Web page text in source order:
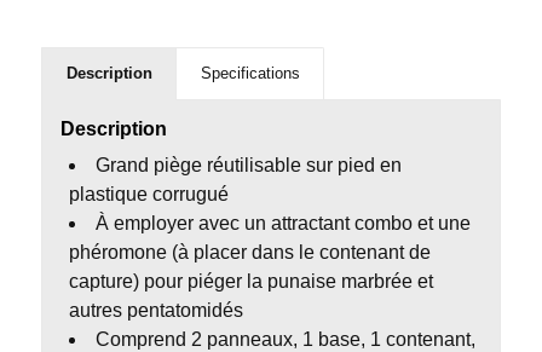
Description Specifications
Description
Grand piège réutilisable sur pied en
plastique corrugué
À employer avec un attractant combo et une
phéromone (à placer dans le contenant de
capture) pour piéger la punaise marbrée et
autres pentatomidés
Comprend 2 panneaux, 1 base, 1 contenant,